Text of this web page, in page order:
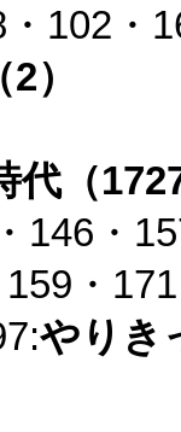
102・
）
代（
146・
・
やりき